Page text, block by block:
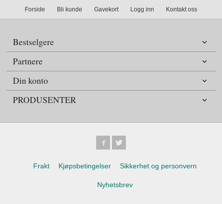
Forside Bli kunde Gavekort Logg inn Kontakt oss
Bestselgere
Partnere
Din konto
PRODUSENTER
Frakt Kjøpsbetingelser Sikkerhet og personvern
Nyhetsbrev